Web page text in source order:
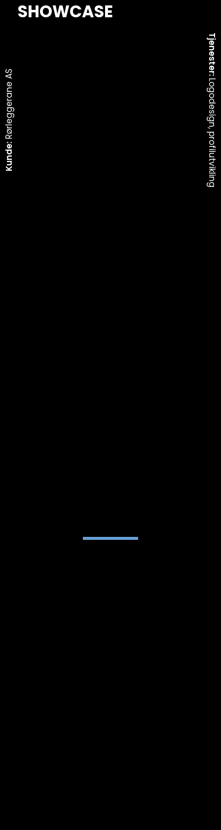
SHOWCASE
Kunde:
Rørleggerane AS Tjenester:
Logodesign, profilutvikling